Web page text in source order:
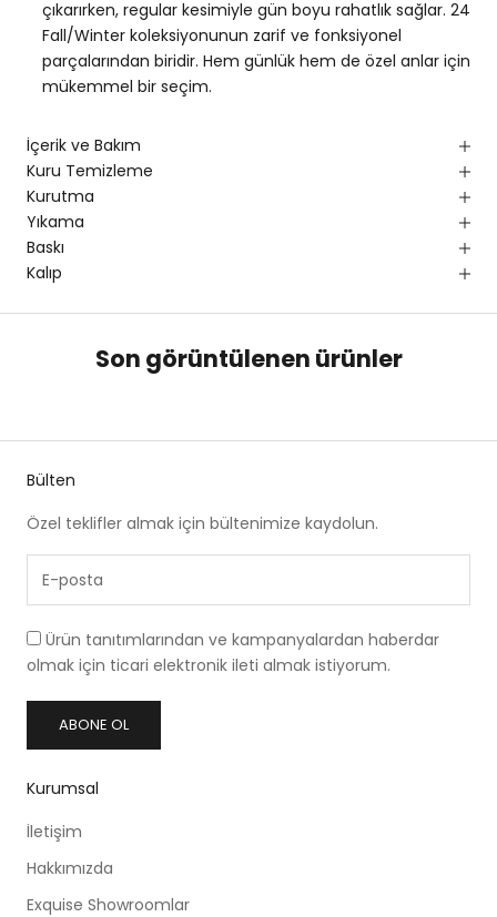
çıkarırken, regular kesimiyle gün boyu rahatlık sağlar. 24
Fall/Winter koleksiyonunun zarif ve fonksiyonel
parçalarından biridir. Hem günlük hem de özel anlar için
mükemmel bir seçim.
İçerik ve Bakım
Kuru Temizleme
Kurutma
Yıkama
Baskı
Kalıp
Son görüntülenen ürünler
Bülten
Özel teklifler almak için bültenimize kaydolun.
Ürün tanıtımlarından ve kampanyalardan haberdar
olmak için ticari elektronik ileti almak istiyorum.
ABONE OL
Kurumsal
İletişim
Hakkımızda
Exquise Showroomlar